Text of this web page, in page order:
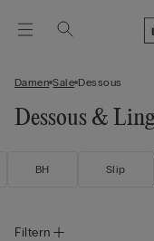
Damen Sale Dessous
Dessous &
BH Slip
Filtern